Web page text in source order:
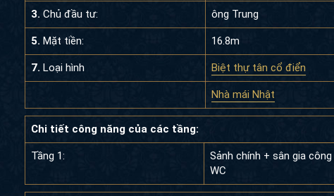
3. Chủ đầu tư: ông Trung
5. Mặt tiền: 16.8m
7. Loại hình Biệt thự tân cổ điển
Nhà mái Nhật
Chi tiết công năng của các tầng:
Tầng 1:
Sảnh chính + sân gia
WC